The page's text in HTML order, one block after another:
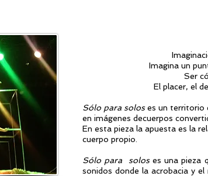
Imagina un
Ser
El placer, el
Sólo para soloses un territorio
en imágenes decuerpos
En esta pieza la apuesta es la
cuerpo propio.
Sólo para soloses una pieza
sonidos donde la acrobacia y